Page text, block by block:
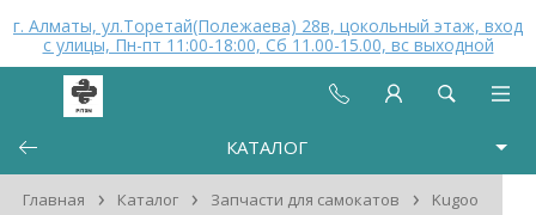
г. Алматы, ул.Торетай(Полежаева) 28в, цокольный этаж, вход
с улицы, Пн-пт 11:00-18:00, Сб 11.00-15.00, вс выходной
КАТАЛОГ
Главная › Каталог › Запчасти для самокатов › Kugoo